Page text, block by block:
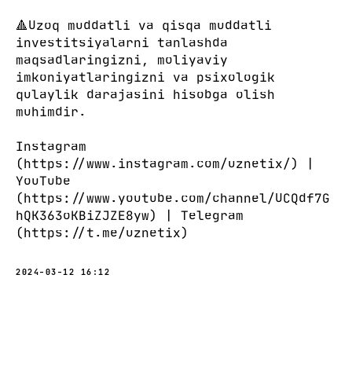
🔺Uzoq muddatli va qisqa muddatli
investitsiyalarni tanlashda
maqsadlaringizni, moliyaviy
imkoniyatlaringizni va psixologik
qulaylik darajasini hisobga olish
muhimdir.
Instagram
(https://www.instagram.com/uznetix/) |
YouTube
(https://www.youtube.com/channel/UCQdf7G
hQK363oKBiZJZE8yw) | Telegram
(https://t.me/uznetix)
2024-03-12 16:12